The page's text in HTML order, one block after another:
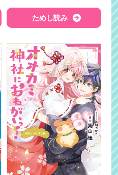
ためし読み